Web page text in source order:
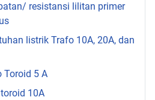
resistansi lilitan primer
listrik Trafo 10A, 20A, dan
Toroid 5 A
10A